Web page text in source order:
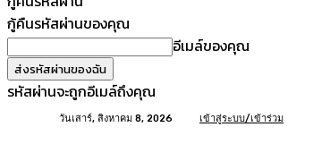
กู้คืนรหัสผ่านของคุณ
อีเมล์ของคุณ
รหัสผ่านจะถูกอีเมล์ถึงคุณ
วันเสาร์, สิงหาคม 8, 2026 เข้าสู่ระบบ/เข้าร่วม